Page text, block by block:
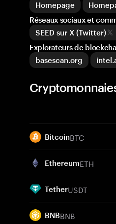
Homepage
Réseaux sociaux et
SEED sur X (Twitter)
Explorateurs de
basescan.org
BitcoinBTC
EthereumETH
TetherUSDT
BNBBNB